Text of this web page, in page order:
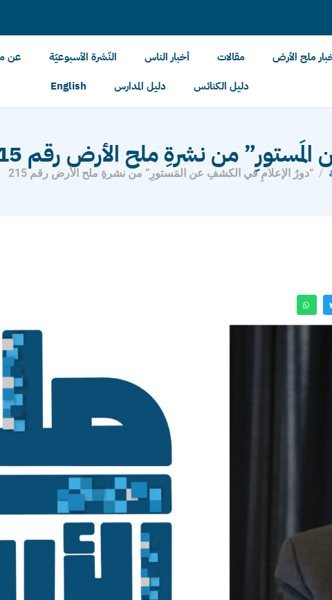
ملح الأرض مقالات أخبار الناس النّشرة الأسبوعيّة عن
دليل الكنائس
دليل المدارس English
من نشرةِ ملح الأرض رقم 215
“دورُ الإعلامِ في الكشفِ عن المَستورِ” من نشرةِ ملح الأرض رقم 215